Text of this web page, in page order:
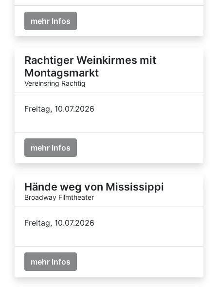
mehr Infos
Rachtiger Weinkirmes mit
Montagsmarkt
Vereinsring Rachtig
Freitag, 10.07.2026
mehr Infos
Hände weg von Mississippi
Broadway Filmtheater
Freitag, 10.07.2026
mehr Infos